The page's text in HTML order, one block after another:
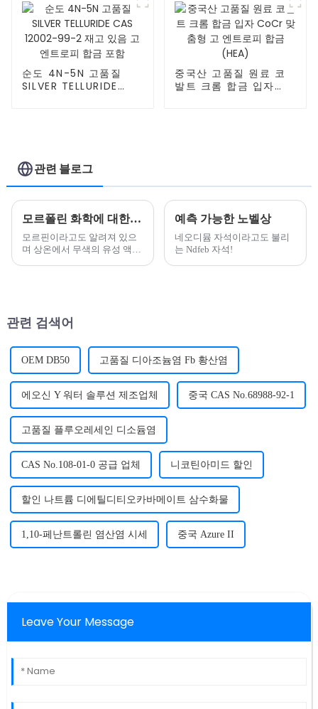
순도 4N-5N 고품질
SILVER TELLURIDE
중국산 고품질 원료 코
발트 크롬 합금 입자
관련 블로그
모르폴린 화학에 대한 지식은 널리 퍼져 있습니다.
모르핀이라고도 알려져 있으
며 상온에서 무색의 유성 액체
예측 가능한 노벨상
네오디뮴 자석이라고도 불리
는 Ndfeb 자석!
관련 검색어
OEM DB50 고품질 디아조늄염 Fb 황산염
에오신 Y 워터 솔루션 제조업체 중국 CAS No.68988-92-1
고품질 플루오레세인 디소듐염
CAS No.108-01-0 공급 업체 니코틴아미드 할인
할인 나트륨 디에틸디티오카바메이트 삼수화물
1,10-페난트롤린 염산염 시세 중국 Azure II
Leave Your Message